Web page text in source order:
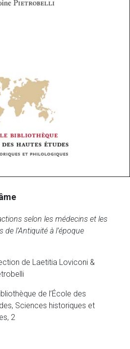
selon les médecins et les
de l’Antiquité à l’époque
de Laetitia Loviconi &
de l’École des
Sciences historiques et
2